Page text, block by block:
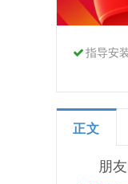
指导安
正文
朋